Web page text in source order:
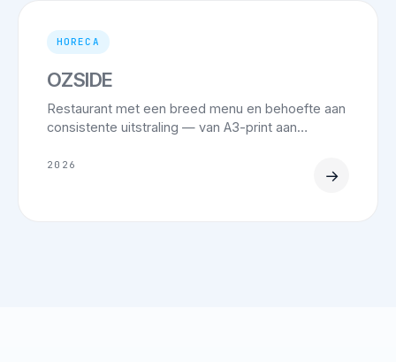
HORECA
OZSIDE
Restaurant met een breed menu en behoefte aan
consistente uitstraling — van A3-print aan…
2026
→